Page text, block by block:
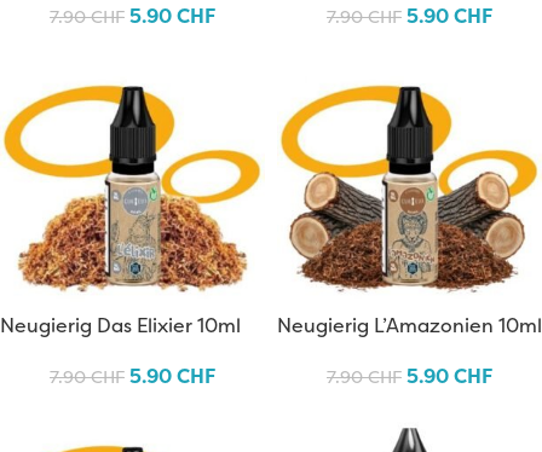
7.90CHF 5.90CHF 7.90CHF 5.90CHF
Neugierig Das Elixier 10ml
7.90CHF 5.90CHF
Neugierig L’Amazonien 10ml
7.90CHF 5.90CHF